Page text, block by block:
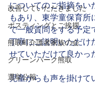
改善していただきました
ポスティングとご挨拶
熊取町介護者家族の会
グリーンパーク熊取
選挙公報
についてのご指摘をい
もあり、東学童保育所
で一般質問をする予定
丁寧にご説明いただけ
せていただけて良かっ
児童からも声を掛けて